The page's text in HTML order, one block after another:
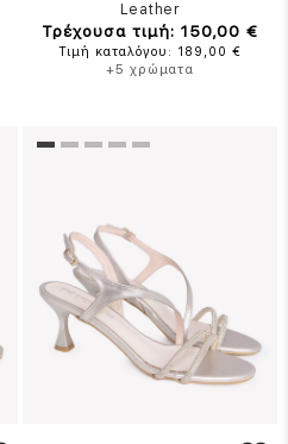
Leather
Τρέχουσα τιμή: 150,00 €
Τιμή καταλόγου: 189,00 €
+5 χρώματα